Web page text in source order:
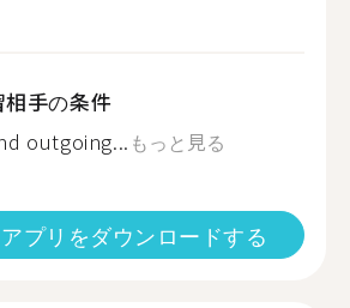
手の条件
outgoing... もっと見る
アプリをダウンロードする